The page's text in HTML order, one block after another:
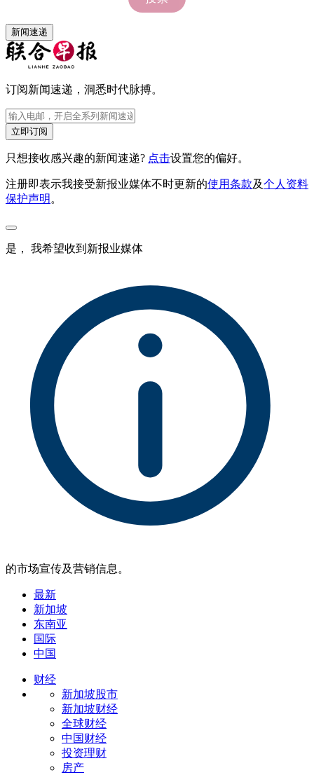
新闻速递
订阅新闻速递，洞悉时代脉搏。
立即订阅
只想接收感兴趣的新闻速递? 点击设置您的偏好。
注册即表示我接受新报业媒体不时更新的使用条款及个人资料
保护声明。
是， 我希望收到新报业媒体
的市场宣传及营销信息。
最新
新加坡
东南亚
国际
中国
财经
新加坡股市
新加坡财经
全球财经
中国财经
投资理财
房产